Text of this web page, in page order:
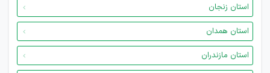
استان زنجان
استان همدان
استان مازندران